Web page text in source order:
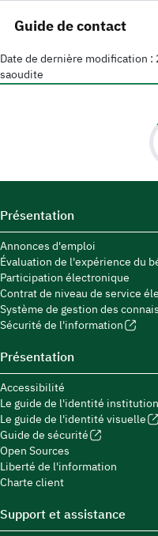
Guide de contact
Date de dernière modification :
saoudite
Présentation
Annonces d'emploi
Évaluation de l'expérience du
Participation électronique
Contrat de niveau de service
Système de gestion des
Sécurité de l'information
Présentation
Accessibilité
Le guide de l'identité
Le guide de l'identité visuelle
Guide de sécurité
Open Sources
Liberté de l'information
Charte client
Support et assistance